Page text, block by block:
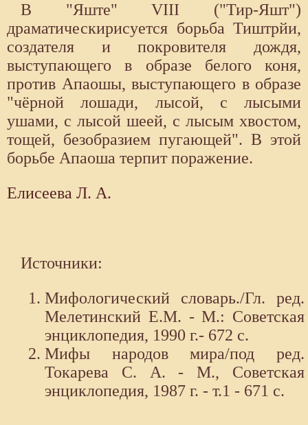
В "Яште" VIII ("Тир-Яшт")
драматическирисуется борьба Тиштрйи,
создателя и покровителя дождя,
выступающего в образе белого коня,
против Апаошы, выступающего в образе
"чёрной лошади, лысой, с лысыми
ушами, с лысой шеей, с лысым хвостом,
тощей, безобразием пугающей". В этой
борьбе Апаоша терпит поражение.
Елисеева Л. А.
Источники:
Мифологический словарь./Гл. ред.
Мелетинский Е.М. - М.: Советская
энциклопедия, 1990 г.- 672 с.
Мифы народов мира/под ред.
Токарева С. А. - М., Советская
энциклопедия, 1987 г. - т.1 - 671 с.